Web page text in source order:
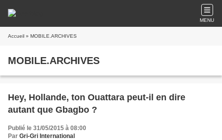
MENU
Accueil » MOBILE.ARCHIVES
MOBILE.ARCHIVES
Hey, Hollande, ton Ouattara peut-il en dire
autant que Gbagbo ?
Publié le 31/05/2015 à 08:00
Par Gri-Gri International